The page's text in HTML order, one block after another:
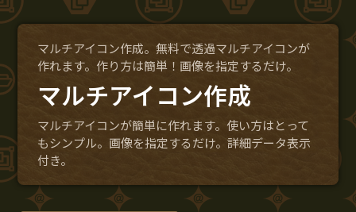
マルチアイコン作成。無料で透過マルチアイコンが
作れます。作り方は簡単！画像を指定するだけ。
マルチアイコン作成
マルチアイコンが簡単に作れます。使い方はとって
もシンプル。画像を指定するだけ。詳細データ表示
付き。